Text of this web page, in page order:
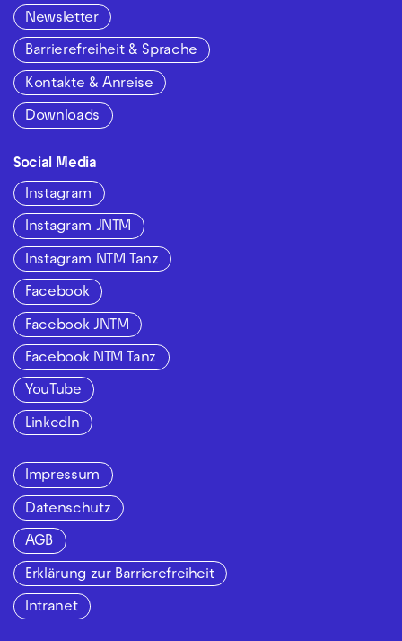
Newsletter
Barrierefreiheit & Sprache
Kontakte & Anreise
Downloads
Social Media
Instagram
Instagram JNTM
Instagram NTM Tanz
Facebook
Facebook JNTM
Facebook NTM Tanz
YouTube
LinkedIn
Impressum
Datenschutz
AGB
Erklärung zur Barrierefreiheit
Intranet